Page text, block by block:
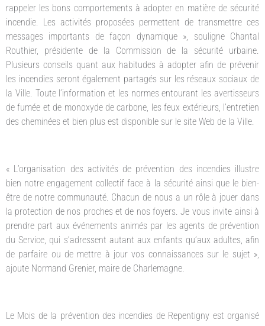
rappeler les bons comportements à adopter en matière de sécurité
incendie. Les activités proposées permettent de transmettre ces
messages importants de façon dynamique », souligne Chantal
Routhier, présidente de la Commission de la sécurité urbaine.
Plusieurs conseils quant aux habitudes à adopter afin de prévenir
les incendies seront également partagés sur les réseaux sociaux de
la Ville. Toute l’information et les normes entourant les avertisseurs
de fumée et de monoxyde de carbone, les feux extérieurs, l’entretien
des cheminées et bien plus est disponible sur le site Web de la Ville.
« L’organisation des activités de prévention des incendies illustre
bien notre engagement collectif face à la sécurité ainsi que le bien-
être de notre communauté. Chacun de nous a un rôle à jouer dans
la protection de nos proches et de nos foyers. Je vous invite ainsi à
prendre part aux événements animés par les agents de prévention
du Service, qui s’adressent autant aux enfants qu’aux adultes, afin
de parfaire ou de mettre à jour vos connaissances sur le sujet »,
ajoute Normand Grenier, maire de Charlemagne.
Le Mois de la prévention des incendies de Repentigny est organisé